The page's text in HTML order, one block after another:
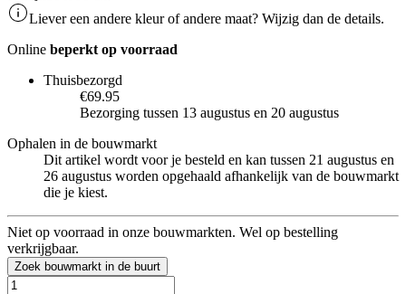
Liever een andere kleur of andere maat? Wijzig dan de details.
Online beperkt op voorraad
Thuisbezorgd
€69.95
Bezorging tussen 13 augustus en 20 augustus
Ophalen in de bouwmarkt
Dit artikel wordt voor je besteld en kan tussen 21 augustus en
26 augustus worden opgehaald afhankelijk van de bouwmarkt
die je kiest.
Niet op voorraad in onze bouwmarkten. Wel op bestelling
verkrijgbaar.
Zoek bouwmarkt in de buurt